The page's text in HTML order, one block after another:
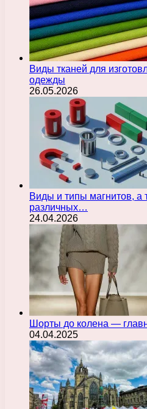
Виды тканей для
одежды
26.05.2026
Виды и типы магнитов, а
различных…
24.04.2026
Шорты до колена —
04.04.2025